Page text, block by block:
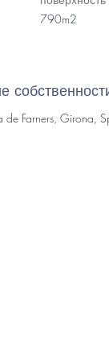
790m2
Farners, Girona,